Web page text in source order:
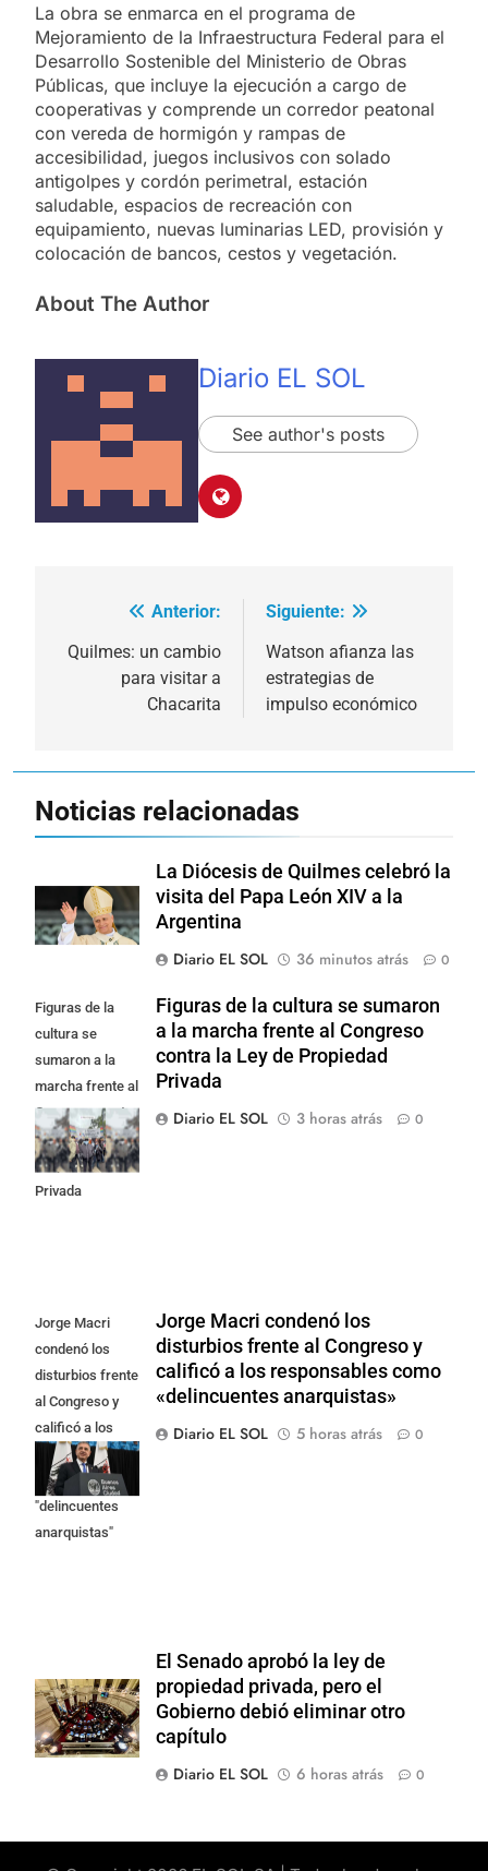
La obra se enmarca en el programa de
Mejoramiento de la Infraestructura Federal para el
Desarrollo Sostenible del Ministerio de Obras
Públicas, que incluye la ejecución a cargo de
cooperativas y comprende un corredor peatonal
con vereda de hormigón y rampas de
accesibilidad, juegos inclusivos con solado
antigolpes y cordón perimetral, estación
saludable, espacios de recreación con
equipamiento, nuevas luminarias LED, provisión y
colocación de bancos, cestos y vegetación.
About The Author
Diario EL SOL
See author's posts
Navegación
de
entradas
Anterior:
Quilmes: un cambio
para visitar a
Chacarita
Siguiente:
Watson afianza las
estrategias de
impulso económico
Noticias relacionadas
La Diócesis de Quilmes celebró la
visita del Papa León XIV a la
Argentina
Diario EL SOL
36 minutos atrás 0
Figuras de la
cultura se
sumaron a la
marcha frente al
Congreso contra
la Ley de
Propiedad
Privada
Figuras de la cultura se sumaron
a la marcha frente al Congreso
contra la Ley de Propiedad
Privada
Diario EL SOL
3 horas atrás 0
Jorge Macri
condenó los
disturbios frente
al Congreso y
calificó a los
responsables
como
"delincuentes
anarquistas"
Jorge Macri condenó los
disturbios frente al Congreso y
calificó a los responsables como
«delincuentes anarquistas»
Diario EL SOL
5 horas atrás 0
El Senado aprobó la ley de
propiedad privada, pero el
Gobierno debió eliminar otro
capítulo
Diario EL SOL
6 horas atrás 0